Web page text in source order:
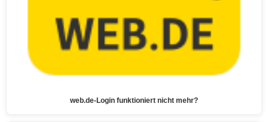
web.de-Login funktioniert nicht mehr?